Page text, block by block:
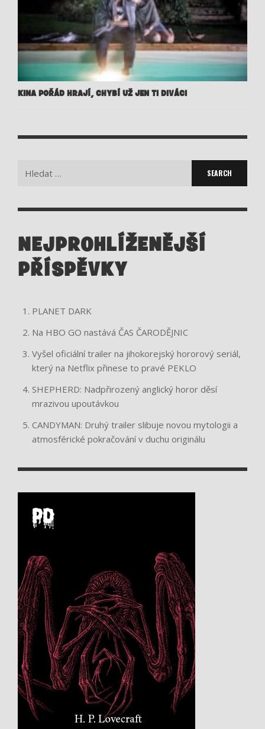
KINA POŘÁD HRAJÍ, CHYBÍ UŽ JEN TI DIVÁCI
for:
NEJPROHLÍŽENĚJŠÍ
PŘÍSPĚVKY
PLANET DARK
Na HBO GO nastává ČAS ČARODĚJNIC
Vyšel oficiální trailer na jihokorejský hororový seriál,
který na Netflix přinese to pravé PEKLO
SHEPHERD: Nadpřirozený anglický horor děsí
mrazivou upoutávkou
CANDYMAN: Druhý trailer slibuje novou mytologii a
atmosférické pokračování v duchu originálu